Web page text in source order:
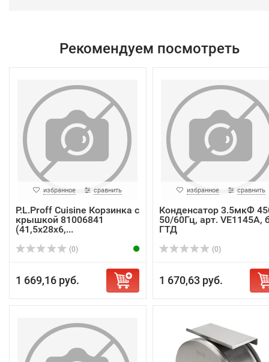
Рекомендуем посмотреть
избранное сравнить
P.L.Proff Cuisine Корзинка с
крышкой 81006841
(41,5х28х6,...
(0)
1 669,16 руб.
избранное сравнить
Конденсатор 3.5мкФ
50/60Гц, арт. VE1145A,
ГТД
(0)
1 670,63 руб.